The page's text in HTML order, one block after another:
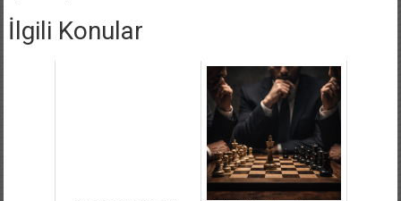
İlgili Konular